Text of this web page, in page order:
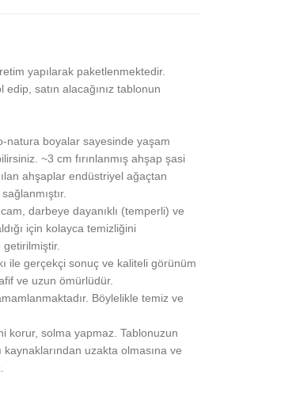
yapılarak paketlenmektedir.
satın alacağınız tablonun
natura boyalar sayesinde yaşam
~3 cm fırınlanmış ahşap şasi
ahşaplar endüstriyel ağaçtan
darbeye dayanıklı (temperli) ve
için kolayca temizliğini
ile gerçekçi sonuç ve kaliteli görünüm
ve uzun ömürlüdür.
Böylelikle temiz ve
korur, solma yapmaz. Tablonuzun
uzakta olmasına ve